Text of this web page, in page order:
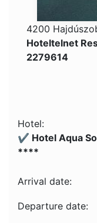
4200
Hoteltelnet
2279614
Hotel:
✔️ Hotel Aqua
****
Arrival date:
Departure date: